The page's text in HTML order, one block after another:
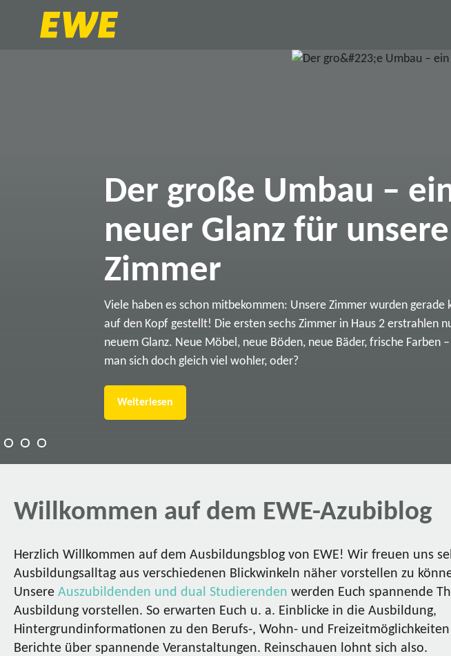
Der große Umbau –
neuer Glanz für unsere
Zimmer
Viele haben es schon mitbekommen: Unsere Zimmer wurden gerade
auf den Kopf gestellt! Die ersten sechs Zimmer in Haus 2 erstrahlen
neuem Glanz. Neue Möbel, neue Böden, neue Bäder, frische Farben
man sich doch gleich viel wohler, oder?
Weiterlesen
Willkommen auf dem EWE-Azubiblog
Herzlich Willkommen auf dem Ausbildungsblog von EWE! Wir freuen uns
Ausbildungsalltag aus verschiedenen Blickwinkeln näher vorstellen zu
Unsere Auszubildenden und dual Studierenden werden Euch spannende
Ausbildung vorstellen. So erwarten Euch u. a. Einblicke in die Ausbildung,
Hintergrundinformationen zu den Berufs-, Wohn- und
Berichte über spannende Veranstaltungen. Reinschauen lohnt sich also.